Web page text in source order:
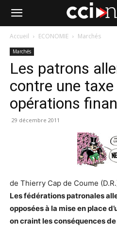
Accueil ECONOMIE Marchés
Marchés
Les patrons
contre une
opérations
29 décembre 2011
de Thierry Cap de Coume
Les fédérations patronales
opposées à la mise en place
on craint les conséquences